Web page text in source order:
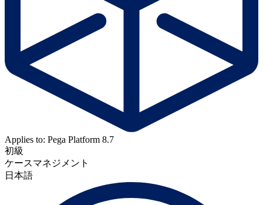
Applies to: Pega Platform 8.7
初級
ケースマネジメント
日本語